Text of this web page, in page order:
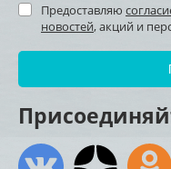
Предоставляю
новостей, акций и